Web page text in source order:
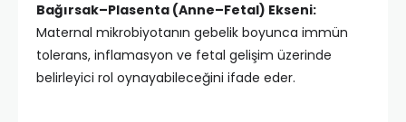
Bağırsak–Plasenta (Anne–Fetal) Ekseni:
Maternal mikrobiyotanın gebelik boyunca immün
tolerans, inflamasyon ve fetal gelişim üzerinde
belirleyici rol oynayabileceğini ifade eder.